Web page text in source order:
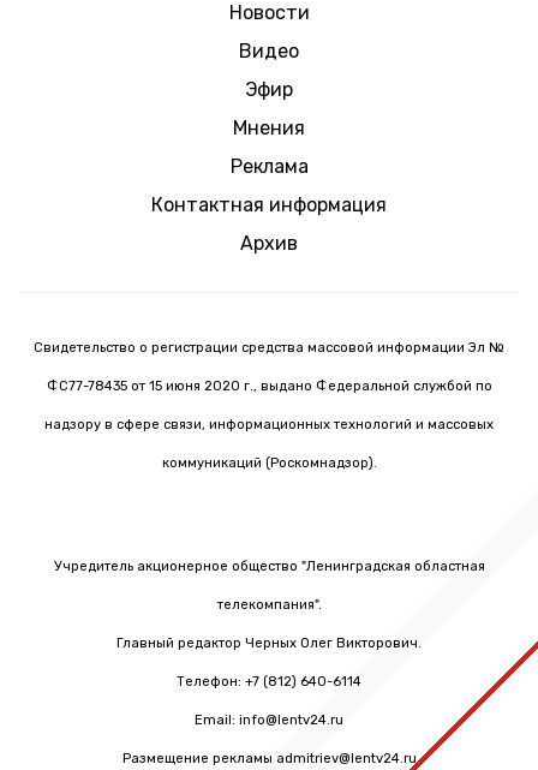
Новости
Видео
Эфир
Мнения
Реклама
Контактная информация
Архив
Свидетельство о регистрации средства массовой информации Эл №
ФС77-78435 от 15 июня 2020 г., выдано Федеральной службой по
надзору в сфере связи, информационных технологий и массовых
коммуникаций (Роскомнадзор).
Учредитель акционерное общество "Ленинградская областная
телекомпания".
Главный редактор Черных Олег Викторович.
Телефон: +7 (812) 640-6114
Email: info@lentv24.ru
Размещение рекламы admitriev@lentv24.ru